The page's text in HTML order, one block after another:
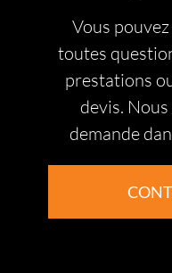
Vous
toutes
prestations
devis.
demande